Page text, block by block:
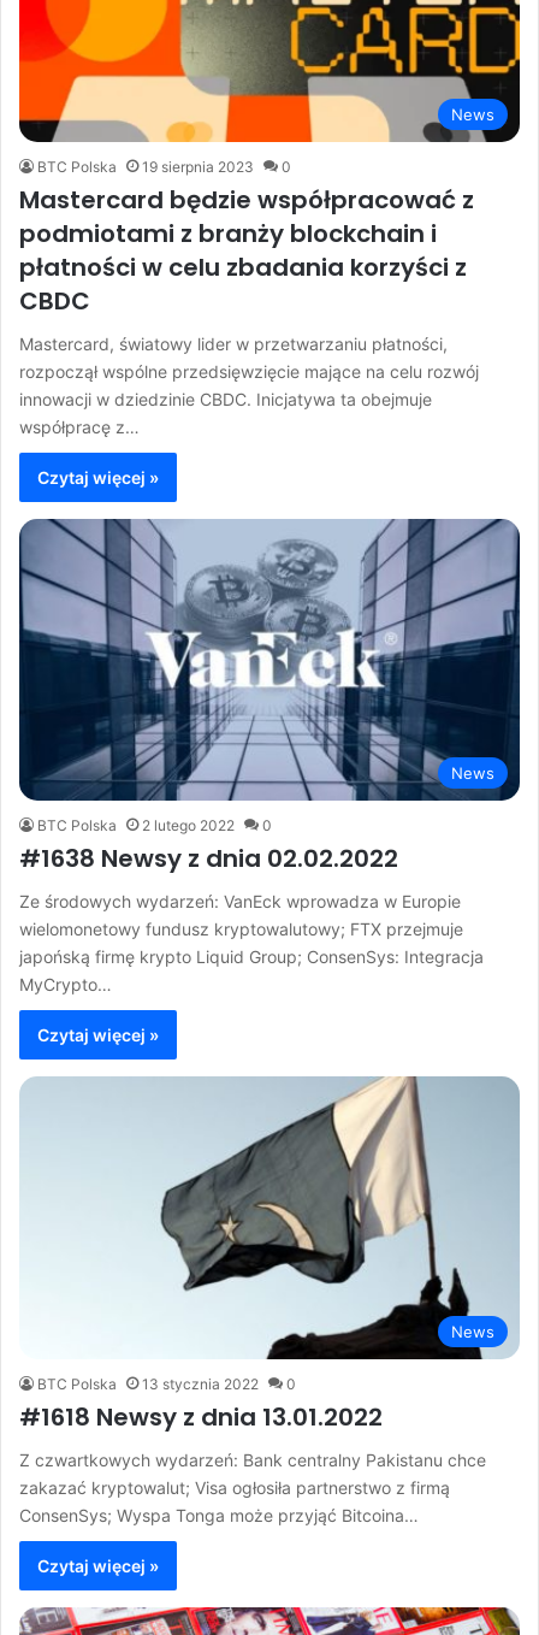
News
BTC Polska 19 sierpnia 2023 0
Mastercard będzie współpracować z
podmiotami z branży blockchain i
płatności w celu zbadania korzyści z
CBDC
Mastercard, światowy lider w przetwarzaniu płatności,
rozpoczął wspólne przedsięwzięcie mające na celu rozwój
innowacji w dziedzinie CBDC. Inicjatywa ta obejmuje
współpracę z…
Czytaj więcej »
News
BTC Polska 2 lutego 2022 0
#1638 Newsy z dnia 02.02.2022
Ze środowych wydarzeń: VanEck wprowadza w Europie
wielomonetowy fundusz kryptowalutowy; FTX przejmuje
japońską firmę krypto Liquid Group; ConsenSys: Integracja
MyCrypto…
Czytaj więcej »
News
BTC Polska 13 stycznia 2022 0
#1618 Newsy z dnia 13.01.2022
Z czwartkowych wydarzeń: Bank centralny Pakistanu chce
zakazać kryptowalut; Visa ogłosiła partnerstwo z firmą
ConsenSys; Wyspa Tonga może przyjąć Bitcoina…
Czytaj więcej »